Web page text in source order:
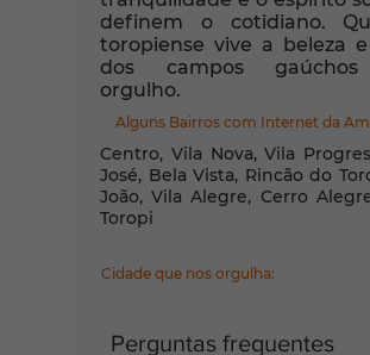
definem o cotidiano.
toropiense vive a beleza
dos campos
orgulho.
Alguns Bairros com Internet da
Centro, Vila Nova, Vila
José, Bela Vista, Rincão do
João, Vila Alegre, Cerro
Toropi
Cidade que nos orgulha:
Perguntas frequentes